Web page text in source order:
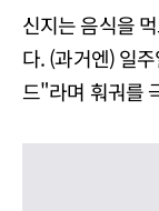
신지는 음식을
다. (과거엔) 일
드"라며 훠궈를